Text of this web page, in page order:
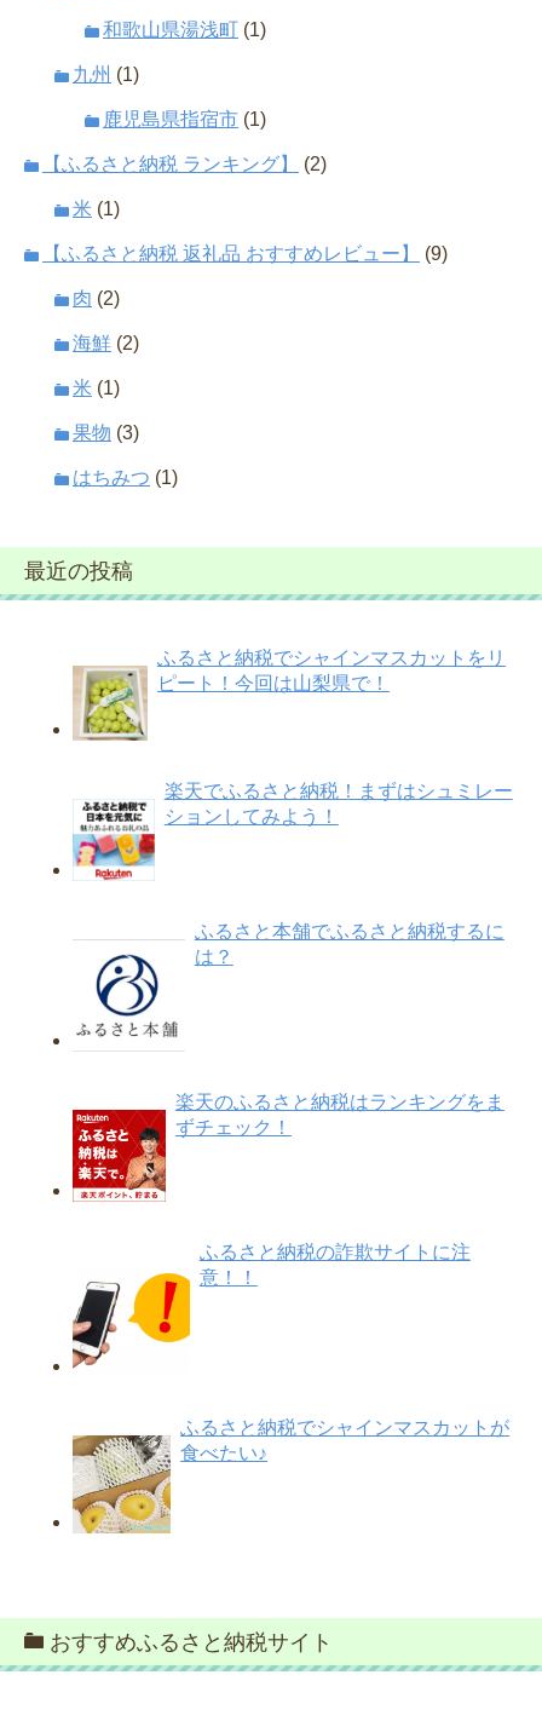
和歌山県湯浅町 (1)
九州 (1)
鹿児島県指宿市 (1)
【ふるさと納税 ランキング】 (2)
米 (1)
【ふるさと納税 返礼品 おすすめレビュー】 (9)
肉 (2)
海鮮 (2)
米 (1)
果物 (3)
はちみつ (1)
最近の投稿
ふるさと納税でシャインマスカットをリ
ピート！今回は山梨県で！
楽天でふるさと納税！まずはシュミレー
ションしてみよう！
ふるさと本舗でふるさと納税するに
は？
楽天のふるさと納税はランキングをま
ずチェック！
ふるさと納税の詐欺サイトに注
意！！
ふるさと納税でシャインマスカットが
食べたい♪
おすすめふるさと納税サイト